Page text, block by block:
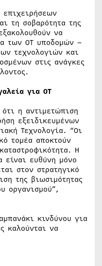
τη σοβαρότητα της
να
των OT υποδομών –
τεχνολογιών και
στις ανάγκες
για OT
η αντιμετώπιση
εξειδικευμένων
Τεχνολογία. “Οι
τομέα αποκτούν
Η
είναι ευθύνη μόνο
στον στρατηγικό
της βιωσιμότητας
οργανισμού”,
κινδύνου για
καλούνται να